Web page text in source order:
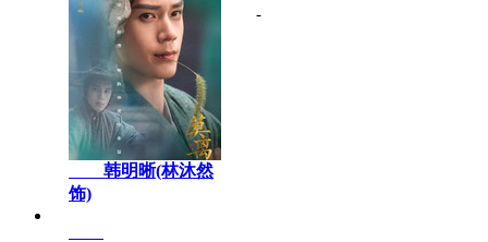
韩明晰(林沐然
饰)
-